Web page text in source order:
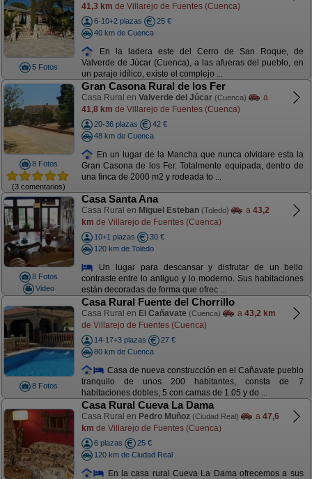
5 Fotos
41,3 km de Villarejo de Fuentes (Cuenca)
6-10+2 plazas
25 €
40 km de Cuenca
En la ladera este del Cerro de San Roque, de
Valverde de Júcar (Cuenca), a las afueras del pueblo, en
un paraje idílico, existe el complejo ...
8 Fotos
(3 comentarios)
Gran Casona Rural de los Fer
Casa Rural en Valverde del Júcar (Cuenca)
a
41,8 km de Villarejo de Fuentes (Cuenca)
20-36 plazas
42 €
48 km de Cuenca
En un lugar de la Mancha que nunca olvidare esta la
Gran Casona de los Fer. Totalmente equipada, dentro de
una finca de 2000 m2 y rodeada to ...
8 Fotos
Video
Casa Santa Ana
Casa Rural en Miguel Esteban (Toledo) a 43,2
km de Villarejo de Fuentes (Cuenca)
10+1 plazas
30 €
120 km de Toledo
Un lugar para descansar y disfrutar de un bello
contraste entre lo antiguo y lo moderno. Sus habitaciones
están decoradas de forma que ofrec ...
8 Fotos
Casa Rural Fuente del Chorrillo
Casa Rural en El Cañavate (Cuenca) a 43,2 km
de Villarejo de Fuentes (Cuenca)
14-17+3 plazas
27 €
80 km de Cuenca
Casa de nueva construcción en el Cañavate pueblo
tranquilo de unos 200 habitantes, consta de 7
habitaciones dobles, 5 con camas de 1.05 y do ...
Casa Rural Cueva La Dama
Casa Rural en Pedro Muñoz (Ciudad Real) a 47,6
km de Villarejo de Fuentes (Cuenca)
6 plazas
25 €
120 km de Ciudad Real
En la casa rural Cueva La Dama ofrecemos a sus